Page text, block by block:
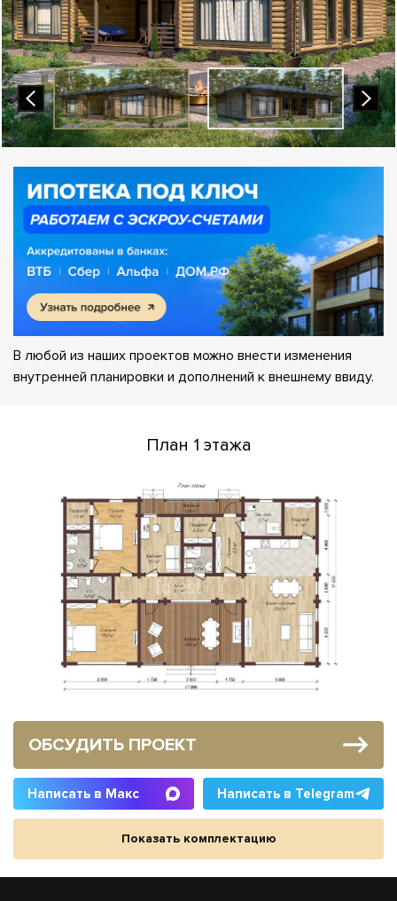
В любой из наших проектов можно внести изменения
внутренней планировки и дополнений к внешнему ввиду.
План 1 этажа
ОБСУДИТЬ ПРОЕКТ
Написать в Макс Написать в Telegram
Показать комплектацию